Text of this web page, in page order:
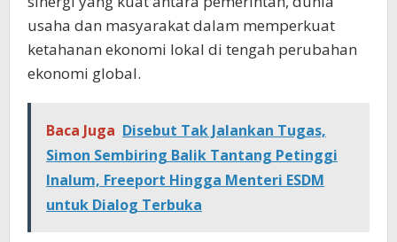
usaha dan masyarakat dalam memperkuat
ketahanan ekonomi lokal di tengah perubahan
ekonomi global.
Baca Juga Disebut Tak Jalankan Tugas,
Simon Sembiring Balik Tantang Petinggi
Inalum, Freeport Hingga Menteri ESDM
untuk Dialog Terbuka